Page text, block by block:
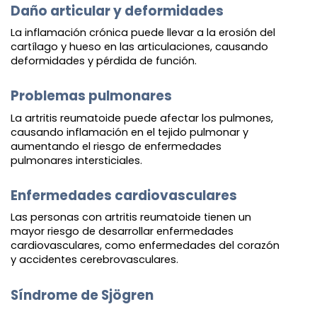
Daño articular y deformidades
La inflamación crónica puede llevar a la erosión del
cartílago y hueso en las articulaciones, causando
deformidades y pérdida de función.
Problemas pulmonares
La artritis reumatoide puede afectar los pulmones,
causando inflamación en el tejido pulmonar y
aumentando el riesgo de enfermedades
pulmonares intersticiales.
Enfermedades cardiovasculares
Las personas con artritis reumatoide tienen un
mayor riesgo de desarrollar enfermedades
cardiovasculares, como enfermedades del corazón
y accidentes cerebrovasculares.
Síndrome de Sjögren